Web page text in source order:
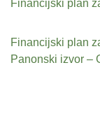
Financijski plan
Financijski plan
Panonski izvor –